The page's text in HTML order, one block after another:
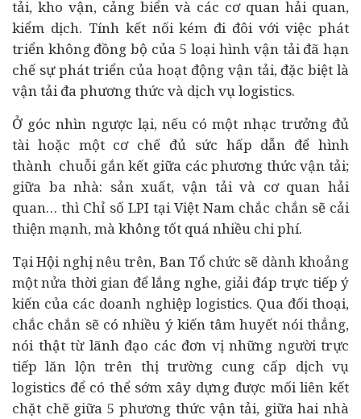
tải, kho vận, cảng biển và các cơ quan hải quan,
kiểm dịch. Tính kết nối kém đi đôi với việc phát
triển không đồng bộ của 5 loại hình vận tải đã hạn
chế sự phát triển của hoạt động vận tải, đặc biệt là
vận tải đa phương thức và dịch vụ logistics.
Ở góc nhìn ngược lại, nếu có một nhạc trưởng đủ
tài hoặc một cơ chế đủ sức hấp dẫn để hình
thành chuỗi gắn kết giữa các phương thức vận tải;
giữa ba nhà: sản xuất, vận tải và cơ quan hải
quan… thì Chỉ số LPI tại Việt Nam chắc chắn sẽ cải
thiện mạnh, mà không tốt quá nhiều chi phí.
Tại Hội nghị nêu trên, Ban Tổ chức sẽ dành khoảng
một nửa thời gian để lắng nghe, giải đáp trực tiếp ý
kiến của các doanh nghiệp logistics. Qua đối thoại,
chắc chắn sẽ có nhiều ý kiến tâm huyết nói thẳng,
nói thật từ lãnh đạo các đơn vị những người trực
tiếp lăn lộn trên thị trường cung cấp dịch vụ
logistics để có thể sớm xây dựng được mối liên kết
chặt chẽ giữa 5 phương thức vận tải, giữa hai nhà